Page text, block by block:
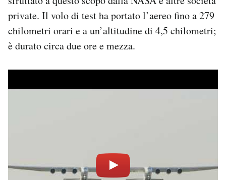
private. Il volo di test ha portato l’aereo fino a 279
chilometri orari e a un’altitudine di 4,5 chilometri;
è durato circa due ore e mezza.